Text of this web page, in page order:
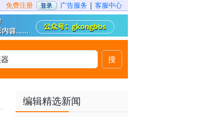
免费注册 广告服务 | 客服中心
搜
编辑精选新闻